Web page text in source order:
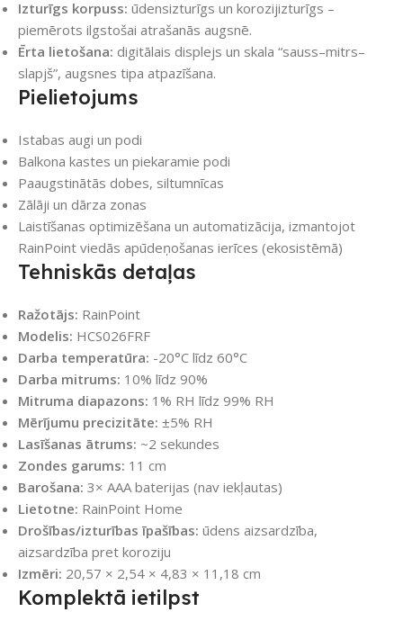
Izturīgs korpuss: ūdensizturīgs un korozijizturīgs –
piemērots ilgstošai atrašanās augsnē.
Ērta lietošana: digitālais displejs un skala “sauss–mitrs–
slapjš”, augsnes tipa atpazīšana.
Pielietojums
Istabas augi un podi
Balkona kastes un piekaramie podi
Paaugstinātās dobes, siltumnīcas
Zālāji un dārza zonas
Laistīšanas optimizēšana un automatizācija, izmantojot
RainPoint viedās apūdeņošanas ierīces (ekosistēmā)
Tehniskās detaļas
Ražotājs: RainPoint
Modelis: HCS026FRF
Darba temperatūra: -20°C līdz 60°C
Darba mitrums: 10% līdz 90%
Mitruma diapazons: 1% RH līdz 99% RH
Mērījumu precizitāte: ±5% RH
Lasīšanas ātrums: ~2 sekundes
Zondes garums: 11 cm
Barošana: 3× AAA baterijas (nav iekļautas)
Lietotne: RainPoint Home
Drošības/izturības īpašības: ūdens aizsardzība,
aizsardzība pret koroziju
Izmēri: 20,57 × 2,54 × 4,83 × 11,18 cm
Komplektā ietilpst